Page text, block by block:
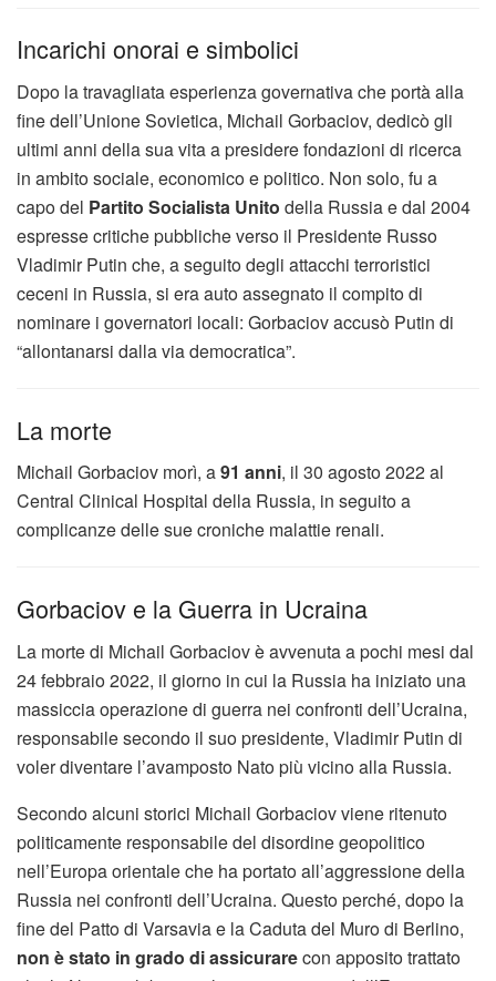
Incarichi onorai e simbolici
Dopo la travagliata esperienza governativa che portà alla
fine dell’Unione Sovietica, Michail Gorbaciov, dedicò gli
ultimi anni della sua vita a presidere fondazioni di ricerca
in ambito sociale, economico e politico. Non solo, fu a
capo del Partito Socialista Unito della Russia e dal 2004
espresse critiche pubbliche verso il Presidente Russo
Vladimir Putin che, a seguito degli attacchi terroristici
ceceni in Russia, si era auto assegnato il compito di
nominare i governatori locali: Gorbaciov accusò Putin di
“allontanarsi dalla via democratica”.
La morte
Michail Gorbaciov morì, a91 anni, il 30 agosto 2022 al
Central Clinical Hospital della Russia, in seguito a
complicanze delle sue croniche malattie renali.
Gorbaciov e la Guerra in Ucraina
La morte di Michail Gorbaciov è avvenuta a pochi mesi dal
24 febbraio 2022, il giorno in cui la Russia ha iniziato una
massiccia operazione di guerra nei confronti dell’Ucraina,
responsabile secondo il suo presidente, Vladimir Putin di
voler diventare l’avamposto Nato più vicino alla Russia.
Secondo alcuni storici Michail Gorbaciov viene ritenuto
politicamente responsabile del disordine geopolitico
nell’Europa orientale che ha portato all’aggressione della
Russia nei confronti dell’Ucraina. Questo perché, dopo la
fine del Patto di Varsavia e la Caduta del Muro di Berlino,
non è stato in grado di assicurarecon apposito trattato